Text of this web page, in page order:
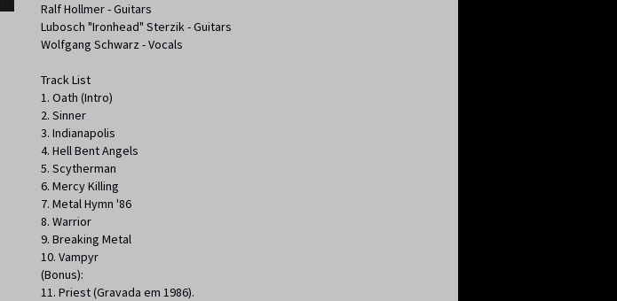
Ralf Hollmer - Guitars
Lubosch "Ironhead" Sterzik - Guitars
Wolfgang Schwarz - Vocals
Track List
1. Oath (Intro)
2. Sinner
3. Indianapolis
4. Hell Bent Angels
5. Scytherman
6. Mercy Killing
7. Metal Hymn '86
8. Warrior
9. Breaking Metal
10. Vampyr
(Bonus):
11. Priest (Gravada em 1986).